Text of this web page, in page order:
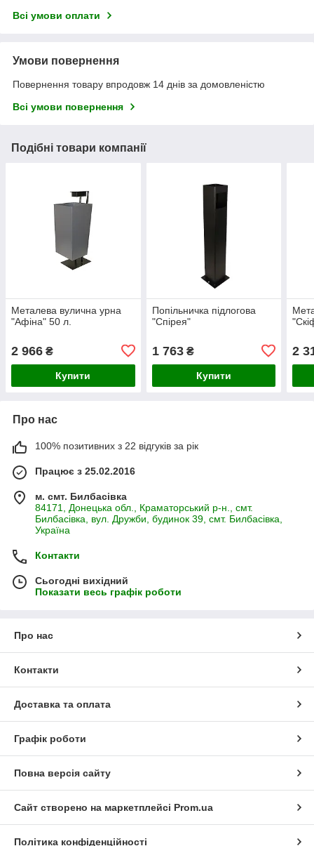
Всі умови оплати
Умови повернення
Повернення товару впродовж 14 днів за домовленістю
Всі умови повернення
Подібні товари компанії
Металева вулична урна
"Афіна" 50 л.
2 966 ₴
Купити
Попільничка підлогова
"Спірея"
1 763₴
Купити
2
Про нас
100% позитивних з 22 відгуків за рік
Працює з 25.02.2016
м. смт. Билбасівка
84171, Донецька обл., Краматорський р-н., смт.
Билбасівка, вул. Дружби, будинок 39, смт. Билбасівка,
Україна
Контакти
Сьогодні вихідний
Показати весь графік роботи
Про нас
Контакти
Доставка та оплата
Графік роботи
Повна версія сайту
Сайт створено на маркетплейсі Prom.ua
Політика конфіденційності